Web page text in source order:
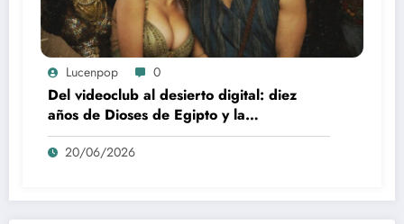
Lucenpop 0
Del videoclub al desierto digital: diez
años de Dioses de Egipto y la
desaparición del blockbuster sin
complejos
20/06/2026